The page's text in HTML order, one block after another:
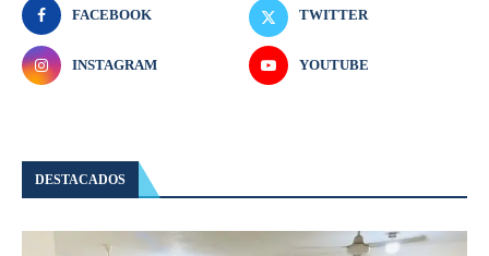
FACEBOOK TWITTER
INSTAGRAM YOUTUBE
DESTACADOS